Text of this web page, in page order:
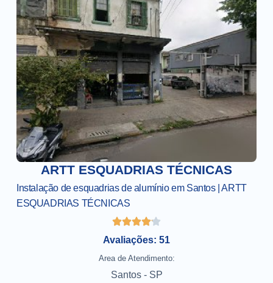
ARTT ESQUADRIAS TÉCNICAS
Instalação de esquadrias de alumínio em Santos | ARTT
ESQUADRIAS TÉCNICAS
Avaliações: 51
Area de Atendimento:
Santos - SP